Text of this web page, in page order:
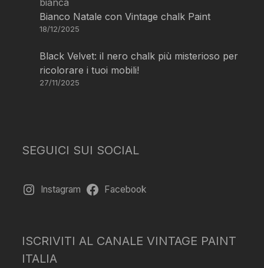
Bianco Natale con Vintage chalk Paint
18/12/2025
Black Velvet: il nero chalk più misterioso per
ricolorare i tuoi mobili!
27/11/2025
SEGUICI SUI SOCIAL
Instagram Facebook
ISCRIVITI AL CANALE VINTAGE PAINT
ITALIA